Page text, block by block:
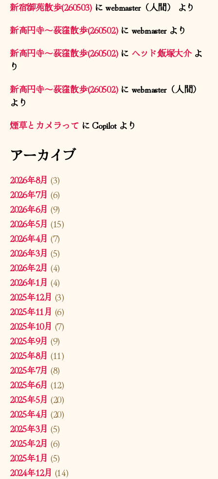
新宿御苑散歩(260503) にwebmaster（人間）
より
新高円寺〜荻窪散歩(260502)に webmasterより
新高円寺〜荻窪散歩(260502)に ヘッド飯塚大介よ
り
新高円寺〜荻窪散歩(260502)に webmaster（人間）
より
煙草とカメラってにCopilotより
アーカイブ
2026年8月 (3)
2026年7月 (6)
2026年6月 (9)
2026年5月 (15)
2026年4月 (7)
2026年3月 (5)
2026年2月 (4)
2026年1月 (4)
2025年12月 (3)
2025年11月 (6)
2025年10月 (7)
2025年9月 (9)
2025年8月 (11)
2025年7月 (8)
2025年6月 (12)
2025年5月 (20)
2025年4月 (20)
2025年3月 (5)
2025年2月 (6)
2025年1月 (5)
2024年12月 (14)